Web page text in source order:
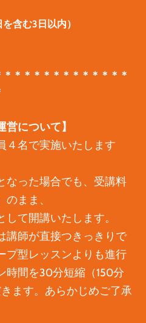
含む3日以内）
＊＊＊＊＊＊＊＊＊＊＊＊
営について】
４名で実施いたします
なった場合でも、受講料
まま、
て開講いたします。
師が直接つきっきりで
プ型レッスンよりも進行
時間を30分短縮（150分
ます。あらかじめご了承